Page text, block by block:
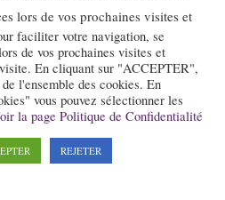
lors de vos prochaines visites et
faciliter votre navigation, se
de vos prochaines visites et
En cliquant sur "ACCEPTER",
l'ensemble des cookies. En
vous pouvez sélectionner les
la page Politique de Confidentialité
REJETER